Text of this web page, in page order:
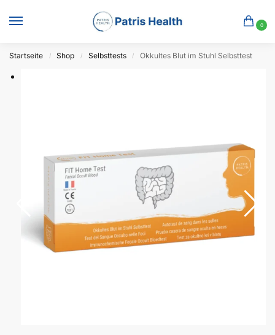
0
Startseite / Shop / Selbsttests / Okkultes Blut im Stuhl Selbsttest